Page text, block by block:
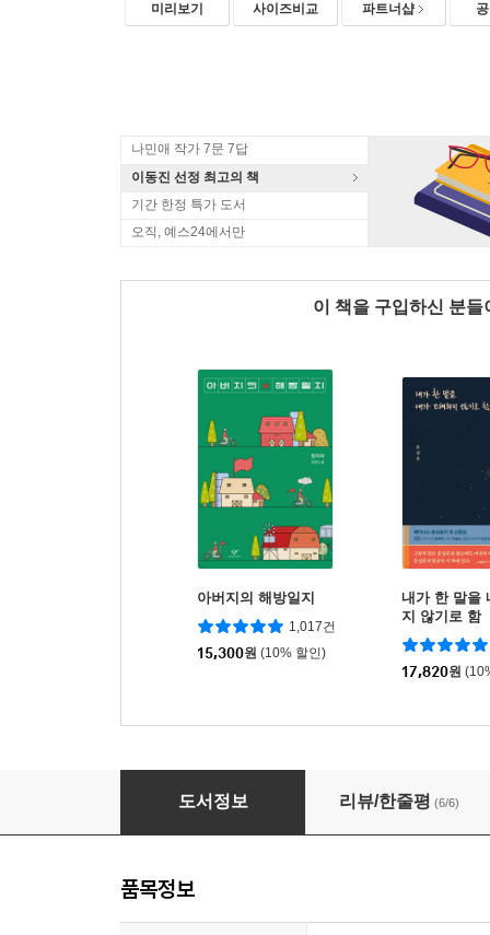
미리보기 사이즈비교 파트너샵
나민애 작가 7문 7답
이동진 선정 최고의 책
기간 한정 특가 도서
오직, 예스24에서만
이 책을 구입하신 분
아버지의 해방일지
1,017건
15,300원 (10% 할인)
내가 한 말을
지 않기로 함
17,820원
그날이 우리의 창을 두드렸다
도서정보 리뷰/한줄평 (6/6)
품목정보